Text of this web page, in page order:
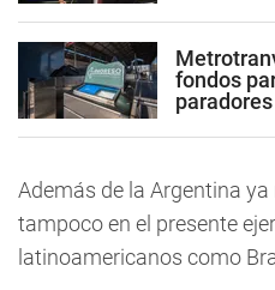
fondos
Además de la Argentina
tampoco en el presente
latinoamericanos como